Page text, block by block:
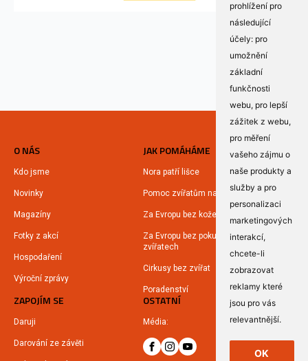
prohlížení pro
následující
účely: pro
umožnění
základní
funkčnosti
webu, pro lepší
zážitek z webu,
pro měření
vašeho zájmu o
naše produkty a
služby a pro
personalizaci
marketingových
interakcí,
chcete-li
zobrazovat
reklamy které
jsou pro vás
relevantnější.
OK
O NÁS
Kdo jsme
Novinky
Magazíny
Fotky z akcí
Hospodaření
Výroční zprávy
JAK POMÁHÁME
Nora patří lišce
Pomoc zvířatům na Ukrajině
Za Evropu bez kožešin
Za Evropu bez pokusů na
zvířatech
Cirkusy bez zvířat
Poradenství
ZAPOJÍM SE
Daruji
Darování ze závěti
OSTATNÍ
Média: